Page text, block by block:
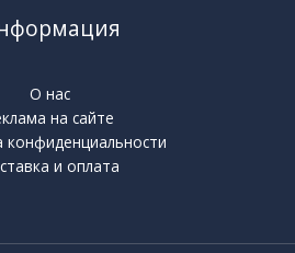
О нас
на сайте
конфиденциальности
и оплата